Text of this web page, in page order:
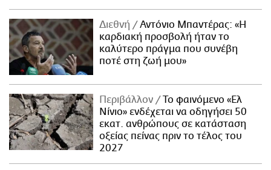
Διεθνή
Αντόνιο Μπαντέρας: «Η
καρδιακή προσβολή ήταν το
καλύτερο πράγμα που συνέβη
ποτέ στη ζωή μου»
Περιβάλλον
Το φαινόμενο «Ελ
Νίνιο» ενδέχεται να οδηγήσει 50
εκατ. ανθρώπους σε κατάσταση
οξείας πείνας πριν το τέλος του
2027